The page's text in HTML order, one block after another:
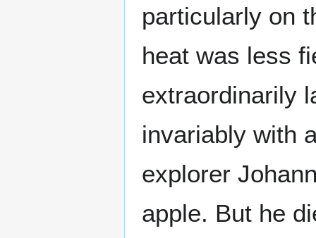
particularly on
heat was less
extraordinarily
invariably with
explorer
apple. But he